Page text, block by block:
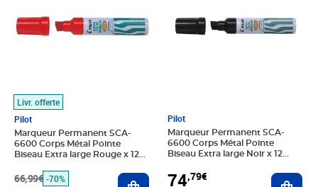
Livr. offerte
Pilot
Marqueur Permanent SCA-
6600 Corps Métal Pointe
Biseau Extra large Rouge x 12
66,99€ -70% Ajouter au panier
Pilot
Marqueur Permanent SCA-
6600 Corps Métal Pointe
Biseau Extra large Noir x 12
74,79€